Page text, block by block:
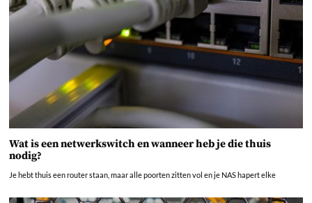
Wat is een netwerkswitch en wanneer heb je die thuis
nodig?
Je hebt thuis een router staan, maar alle poorten zitten vol en je NAS hapert elke